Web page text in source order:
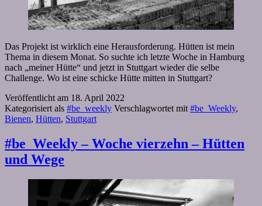
Das Projekt ist wirklich eine Herausforderung. Hütten ist mein
Thema in diesem Monat. So suchte ich letzte Woche in Hamburg
nach „meiner Hütte“ und jetzt in Stuttgart wieder die selbe
Challenge. Wo ist eine schicke Hütte mitten in Stuttgart?
Veröffentlicht am 18. April 2022
Kategorisiert als #be_weekly Verschlagwortet mit #be_Weekly,
Bienen, Hütten, Stuttgart
#be_Weekly – Woche vierzehn – Hütten
und Wege